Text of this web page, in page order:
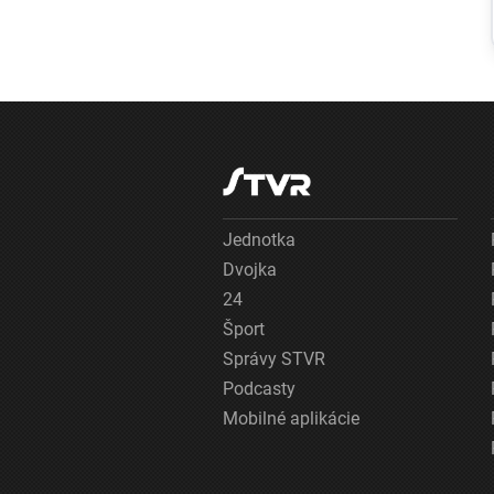
vojny
Jednotka
Dvojka
24
Šport
Správy STVR
Podcasty
Mobilné aplikácie